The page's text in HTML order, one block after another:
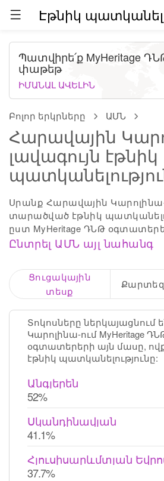
Բոլոր երկրները ԱՄՆ
Հարավային
լավագույն էթնիկ
Սրանք Հարավային
տարածված էթնիկ
ըստ MyHeritage ԴՆԹ
Ընտրել ԱՄՆ այլ նահանգ
Պատվիրե՛ք MyHeritage
փաթեթ
ԻՄԱՆԱԼ ԱՎԵԼԻՆ
Ցուցակային
տեսք
Տոկոսները ներկայացնում
Կարոլինա-ում MyHeritage
օգտատերերի այն մասը,
էթնիկ պատկանելությունը:
Անգլերեն
52%
Սկանդինավյան
41.1%
Հյուսիսարևմտյան
37.7%